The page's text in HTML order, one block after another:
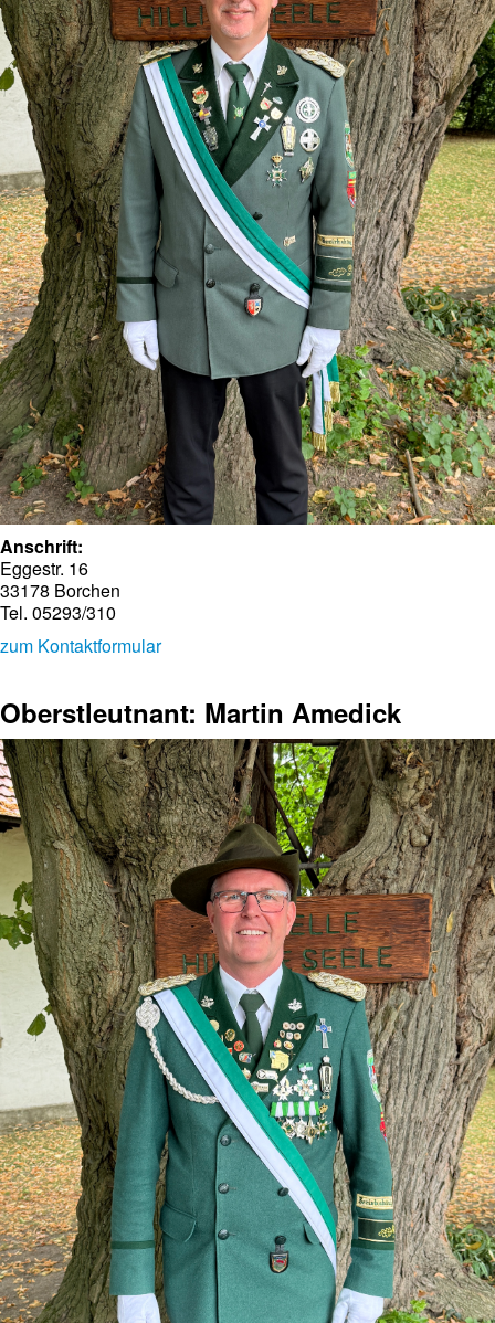
Anschrift:
Eggestr. 16
33178 Borchen
Tel. 05293/310
zum Kontaktformular
Oberstleutnant: Martin Amedick